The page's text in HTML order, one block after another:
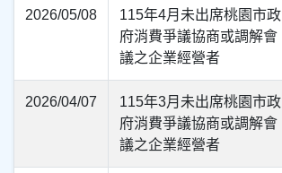
2026/05/08
115年4月未出席桃園市政
府消費爭議協商或調解會
議之企業經營者
2026/04/07
115年3月未出席桃園市政
府消費爭議協商或調解會
議之企業經營者